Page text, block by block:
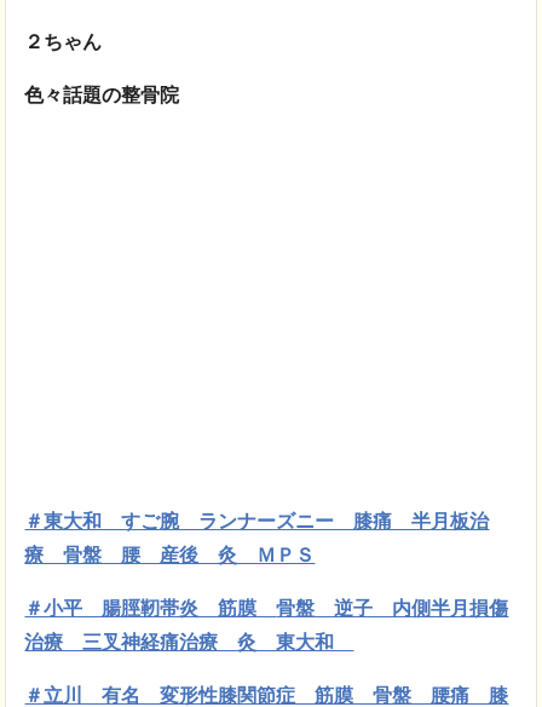
２ちゃん
色々話題の整骨院
＃東大和 すご腕 ランナーズニー 膝痛 半月板治
療 骨盤 腰 産後 灸 ＭＰＳ
＃小平 腸脛靭帯炎 筋膜骨盤 逆子 内側半月損傷
治療 三叉神経痛治療 灸 東大和
＃立川 有名 変形性膝関節症 筋膜 骨盤 腰痛 膝